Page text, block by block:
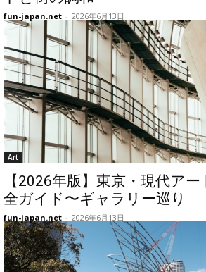
fun-japan.net - 2026年6月13日
Art
【2026年版】東京・現代ア
全ガイド〜ギャラリー巡り
fun-japan.net - 2026年6月13日